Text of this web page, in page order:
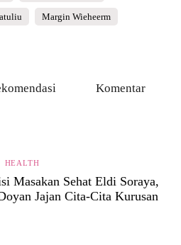
Margin Wieheerm
Komentar
HEALTH
Masakan Sehat Eldi Soraya,
Jajan Cita-Cita Kurusan